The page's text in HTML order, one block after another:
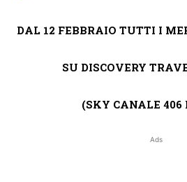
DAL 12 FEBBRAIO TUTTI I
SU DISCOVERY
(SKY CANALE 406
Ads